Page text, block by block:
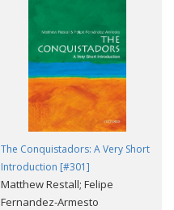
The Conquistadors: A Very Short
Introduction [#301]
Matthew Restall; Felipe
Fernandez-Armesto